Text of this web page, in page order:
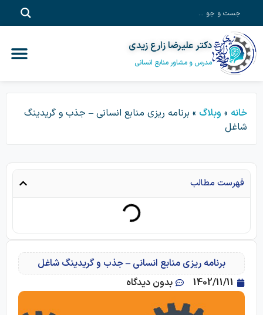
دکتر علیرضا زارع زیدی
مدرس و مشاور منابع انسانی
خانه » وبلاگ » برنامه ریزی منابع انسانی – جذب و گریدینگ
شاغل
فهرست مطالب
برنامه ریزی منابع انسانی – جذب و گریدینگ شاغل
1402/11/11
بدون دیدگاه